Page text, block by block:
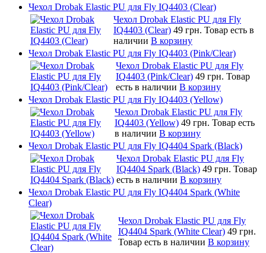
Чехол Drobak Elastic PU для Fly IQ4403 (Clear)
Чехол Drobak Elastic PU для Fly
IQ4403 (Clear) 49 грн. Товар есть в
наличии В корзину
Чехол Drobak Elastic PU для Fly IQ4403 (Pink/Clear)
Чехол Drobak Elastic PU для Fly
IQ4403 (Pink/Clear) 49 грн. Товар
есть в наличии В корзину
Чехол Drobak Elastic PU для Fly IQ4403 (Yellow)
Чехол Drobak Elastic PU для Fly
IQ4403 (Yellow) 49 грн. Товар есть
в наличии В корзину
Чехол Drobak Elastic PU для Fly IQ4404 Spark (Black)
Чехол Drobak Elastic PU для Fly
IQ4404 Spark (Black) 49 грн. Товар
есть в наличии В корзину
Чехол Drobak Elastic PU для Fly IQ4404 Spark (White
Clear)
Чехол Drobak Elastic PU для Fly
IQ4404 Spark (White Clear) 49 грн.
Товар есть в наличии В корзину